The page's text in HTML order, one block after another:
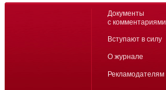
Документы
с комментариями
Вступают в силу
О журнале
Рекламодателям